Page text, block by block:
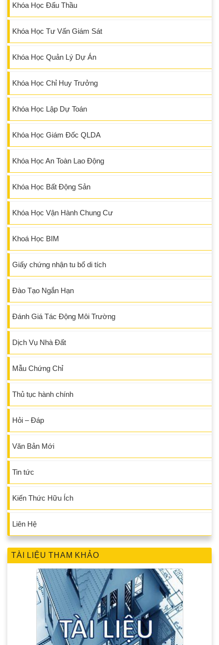
Khóa Học Đấu Thầu
Khóa Học Tư Vấn Giám Sát
Khóa Học Quản Lý Dự Án
Khóa Học Chỉ Huy Trưởng
Khóa Học Lập Dự Toán
Khóa Học Giám Đốc QLDA
Khóa Học An Toàn Lao Động
Khóa Học Bất Động Sản
Khóa Học Vận Hành Chung Cư
Khoá Học BIM
Giấy chứng nhận tu bổ di tích
Đào Tạo Ngắn Hạn
Đánh Giá Tác Động Môi Trường
Dịch Vụ Nhà Đất
Mẫu Chứng Chỉ
Thủ tục hành chính
Hỏi – Đáp
Văn Bản Mới
Tin tức
Kiến Thức Hữu Ích
Liên Hệ
TÀI LIỆU THAM KHẢO